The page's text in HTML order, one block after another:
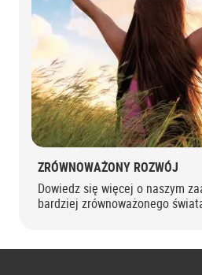
ZRÓWNOWAŻONY ROZWÓJ
Dowiedz się więcej o naszym
bardziej zrównoważonego